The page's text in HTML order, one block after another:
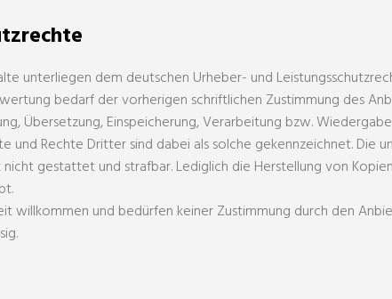
unterliegen dem deutschen Urheber- und
bedarf der vorherigen schriftlichen Zustimmung des
Übersetzung, Einspeicherung, Verarbeitung bzw.
und Rechte Dritter sind dabei als solche gekennzeichnet.
gestattet und strafbar. Lediglich die Herstellung von
willkommen und bedürfen keiner Zustimmung durch den